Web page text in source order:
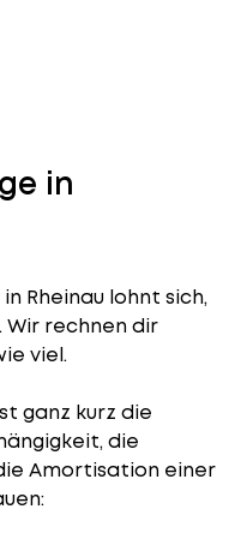
in
Rheinau lohnt sich,
. Wir rechnen dir
viel.
ganz kurz die
die
Amortisation einer